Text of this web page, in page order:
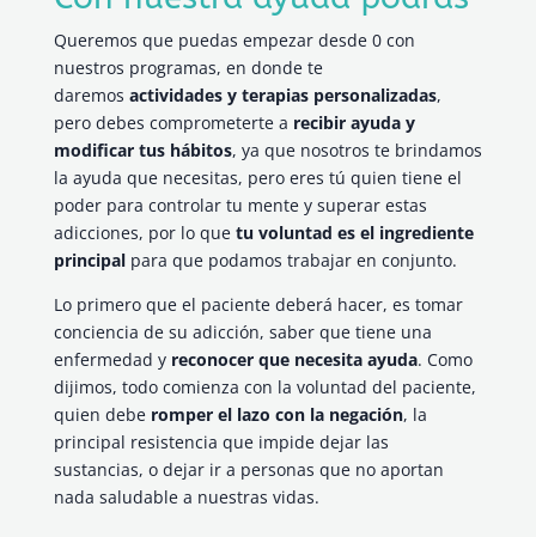
Queremos que puedas empezar desde 0 con
nuestros programas, en donde te
daremos actividades y terapias personalizadas,
pero debes comprometerte a recibir ayuda y
modificar tus hábitos, ya que nosotros te brindamos
la ayuda que necesitas, pero eres tú quien tiene el
poder para controlar tu mente y superar estas
adicciones, por lo que tu voluntad es el ingrediente
principalpara que podamos trabajar en conjunto.
Lo primero que el paciente deberá hacer, es tomar
conciencia de su adicción, saber que tiene una
enfermedad y reconocer que necesita ayuda. Como
dijimos, todo comienza con la voluntad del paciente,
quien debe romper el lazo con la negación, la
principal resistencia que impide dejar las
sustancias, o dejar ir a personas que no aportan
nada saludable a nuestras vidas.